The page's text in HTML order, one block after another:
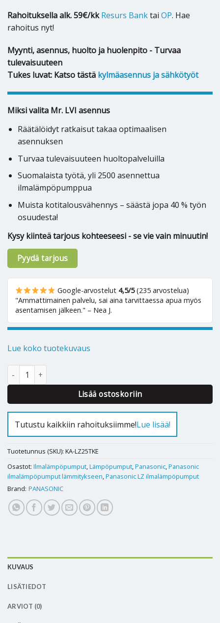
Rahoituksella alk. 59€/kk Resurs Banktai OP. Hae
rahoitus nyt!
Myynti, asennus, huolto ja huolenpito - Turvaa
tulevaisuuteen
Tukes luvat: Katso tästä kylmäasennus ja sähkötyöt
Miksi valita Mr. LVI asennus
Räätälöidyt ratkaisut takaa optimaalisen
asennuksen
Turvaa tulevaisuuteen huoltopalveluilla
Suomalaista työtä, yli 2500 asennettua
ilmalämpöpumppua
Muista kotitalousvähennys – säästä jopa 40 % työn
osuudesta!
Kysy kiinteä tarjous kohteeseesi - se vie vain minuutin!
Google-arvostelut 4,5/5(235 arvostelua)
"Ammattimainen palvelu, sai aina tarvittaessa apua myös
asentamisen jälkeen." – Nea J.
Pyydä tarjous
Lue koko tuotekuvaus
Ilmalämpöpumppu Panasonic LZ25TKE määrä
Lisää ostoskoriin
Alternative:
Tutustu kaikkiin rahoituksiimme!Lue lisää!
Tuotetunnus (SKU): KA-LZ25TKE
Osastot: Ilmalämpöpumput,Lämpöpumput,Panasonic,Panasonic
ilmalämpöpumput lämmitykseen,Panasonic LZ ilmalämpöpumput
Brand: PANASONIC
KUVAUS
LISÄTIEDOT
ARVIOT (0)